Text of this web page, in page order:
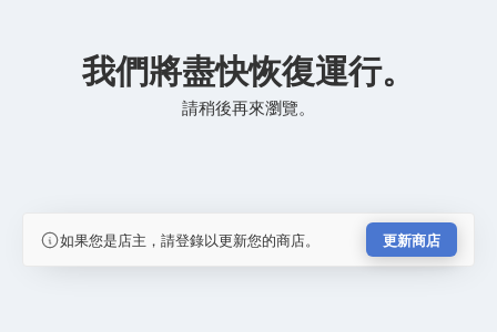
我們將盡快恢復運行。
請稍後再來瀏覽。
如果您是店主，請登錄以更新您的商店。 更新商店